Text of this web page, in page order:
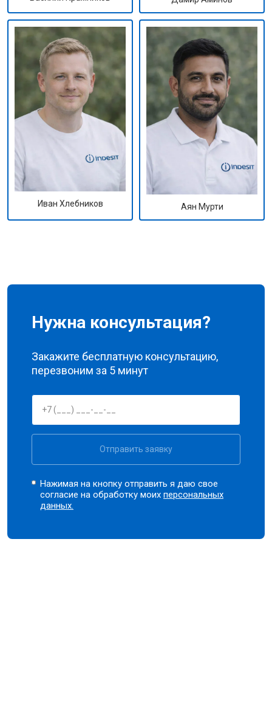
Иван Хлебников Аян Мурти
Нужна консультация?
Закажите бесплатную консультацию,
перезвоним за 5 минут
Отправить заявку
Нажимая на кнопку отправить я даю свое
согласие на обработку моихперсональных
данных.